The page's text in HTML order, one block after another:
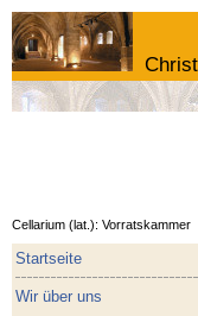
Cellarium (lat.): Vorratskammer
Startseite
Wir über uns